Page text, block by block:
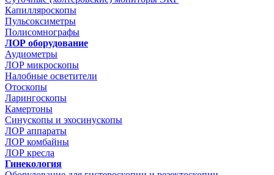
Капилляроскопы
Пульсоксиметры
Полисомнографы
ЛОР оборудование
Аудиометры
ЛОР микроскопы
Налобные осветители
Отоскопы
Ларингоскопы
Камертоны
Синускопы и эхосинускопы
ЛОР аппараты
ЛОР комбайны
ЛОР кресла
Гинекология